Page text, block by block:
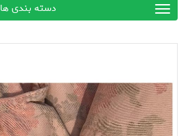
دسته بندی ها